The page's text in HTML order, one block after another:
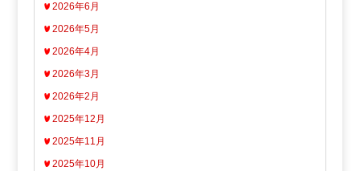
2026年6月
2026年5月
2026年4月
2026年3月
2026年2月
2025年12月
2025年11月
2025年10月